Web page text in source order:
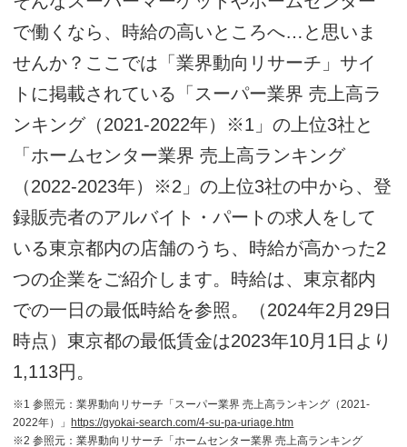
で働くなら、時給の高いところへ…と思いま
せんか？ここでは「業界動向リサーチ」サイ
トに掲載されている「スーパー業界 売上高ラ
ンキング（2021-2022年）※1」の上位3社と
「ホームセンター業界 売上高ランキング
（2022-2023年）※2」の上位3社の中から、登
録販売者のアルバイト・パートの求人をして
いる東京都内の店舗のうち、時給が高かった2
つの企業をご紹介します。時給は、東京都内
での一日の最低時給を参照。（2024年2月29日
時点）東京都の最低賃金は2023年10月1日より
1,113円。
※1 参照元：業界動向リサーチ「スーパー業界 売上高ランキング（2021-
2022年）」
https://gyokai-search.com/4-su-pa-uriage.htm
※2 参照元：業界動向リサーチ「ホームセンター業界 売上高ランキング